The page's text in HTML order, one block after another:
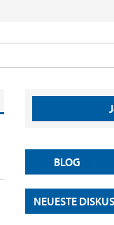
BLOG
NEUESTE